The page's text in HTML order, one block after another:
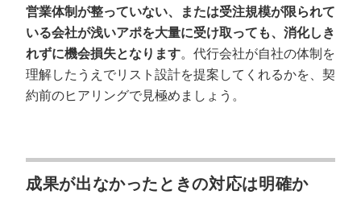
営業体制が整っていない、または受注規模が限られて
いる会社が浅いアポを大量に受け取っても、消化しき
れずに機会損失となります。代行会社が自社の体制を
理解したうえでリスト設計を提案してくれるかを、契
約前のヒアリングで見極めましょう。
成果が出なかったときの対応は明確か